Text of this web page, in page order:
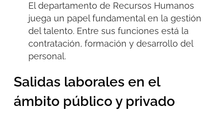
El departamento de Recursos Humanos
juega un papel fundamental en la gestión
del talento.Entre sus funciones está la
contratación, formación y desarrollo del
personal.
Salidas laborales en el
ámbito público y privado